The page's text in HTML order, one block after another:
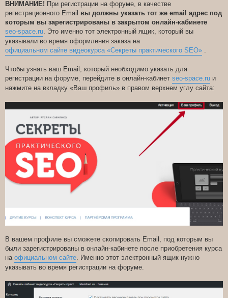
ВНИМАНИЕ! При регистрации на форуме, в качестве
регистрационного Email вы должны указать тот же email адрес под
которым вы зарегистрированы в закрытом онлайн-кабинете
seo-space.ru. Это именно тот электронный ящик, который вы
указывали во время оформления заказа на
официальном сайте видеокурса «Секреты практического SEO» .
Чтобы узнать ваш Email, который необходимо указать для
регистрации на форуме, перейдите в онлайн-кабинет seo-space.ru и
нажмите на вкладку «Ваш профиль» в правом верхнем углу сайта:
В вашем профиле вы сможете скопировать Email, под которым вы
были зарегистрированы в онлайн-кабинете после приобретения курса
на официальном сайте . Именно этот электронный ящик нужно
указывать во время регистрации на форуме.